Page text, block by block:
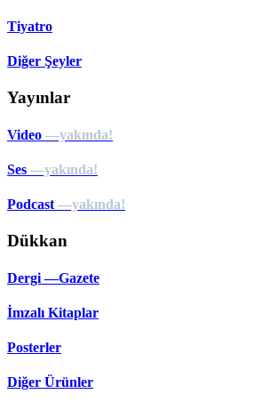
Tiyatro
Diğer Şeyler
Yayınlar
Video —yakında!
Ses —yakında!
Podcast —yakında!
Dükkan
Dergi —Gazete
İmzalı Kitaplar
Posterler
Diğer Ürünler